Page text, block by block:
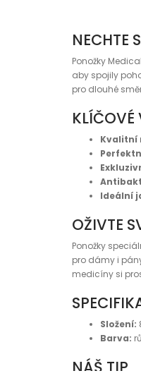
NECHTE
Ponožky
aby spojily
pro dlouhé
KLÍČOVÉ
Kvalitní
Ideální
OŽIVTE
Ponožky
pro dámy i
medicíny si
Složení:
Barva:
NÁŠ TIP